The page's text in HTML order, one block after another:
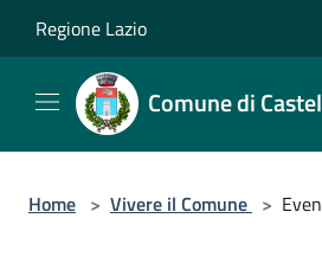
Regione Lazio
Comune di
Home > Vivere il Comune >